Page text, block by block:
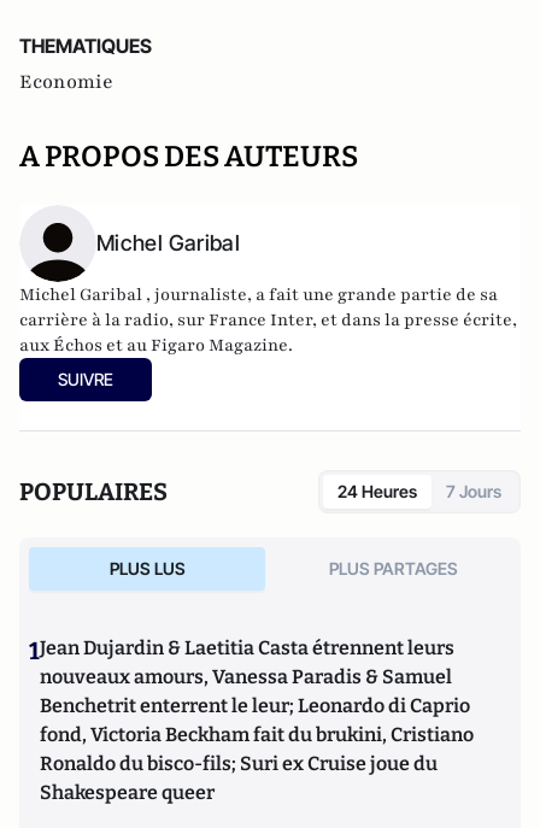
THEMATIQUES
Economie
A PROPOS DES AUTEURS
Michel Garibal
Michel Garibal , journaliste, a fait une grande partie de sa
carrière à la radio, sur France Inter, et dans la presse écrite,
aux Échos et au Figaro Magazine.
SUIVRE
POPULAIRES 24 Heures 7 Jours
PLUS LUS PLUS PARTAGES
1Jean Dujardin & Laetitia Casta étrennent leurs
nouveaux amours, Vanessa Paradis & Samuel
Benchetrit enterrent le leur; Leonardo di Caprio
fond, Victoria Beckham fait du brukini, Cristiano
Ronaldo du bisco-fils; Suri ex Cruise joue du
Shakespeare queer